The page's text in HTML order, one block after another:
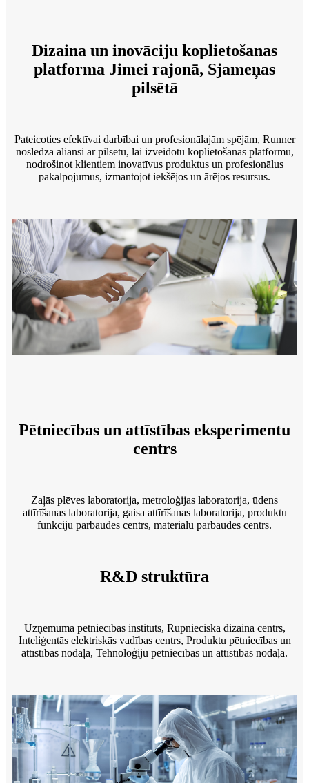
Dizaina un inovāciju koplietošanas
platforma Jimei rajonā, Sjameņas
pilsētā
Pateicoties efektīvai darbībai un profesionālajām spējām, Runner
noslēdza aliansi ar pilsētu, lai izveidotu koplietošanas platformu,
nodrošinot klientiem inovatīvus produktus un profesionālus
pakalpojumus, izmantojot iekšējos un ārējos resursus.
Pētniecības un attīstības eksperimentu
centrs
Zaļās plēves laboratorija, metroloģijas laboratorija, ūdens
attīrīšanas laboratorija, gaisa attīrīšanas laboratorija, produktu
funkciju pārbaudes centrs, materiālu pārbaudes centrs.
R&D struktūra
Uzņēmuma pētniecības institūts, Rūpnieciskā dizaina centrs,
Inteliģentās elektriskās vadības centrs, Produktu pētniecības un
attīstības nodaļa, Tehnoloģiju pētniecības un attīstības nodaļa.